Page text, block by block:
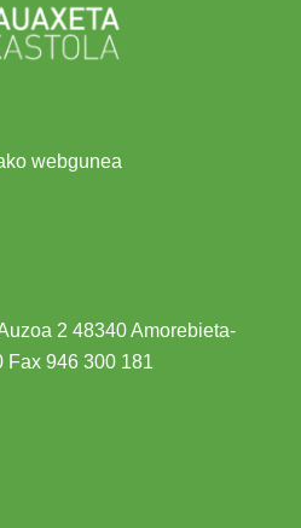
webgunea
2 48340 Amorebieta-
Fax 946 300 181